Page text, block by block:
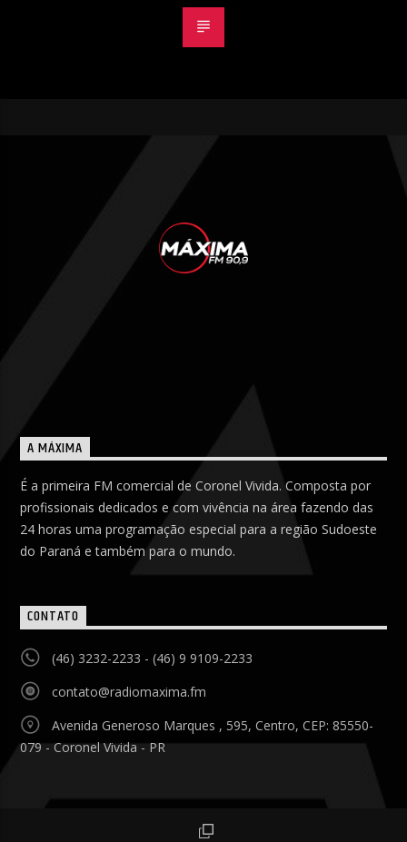
A MÁXIMA
É a primeira FM comercial de Coronel Vivida. Composta por
profissionais dedicados e com vivência na área fazendo das
24 horas uma programação especial para a região Sudoeste
do Paraná e também para o mundo.
CONTATO
(46) 3232-2233 - (46) 9 9109-2233
contato@radiomaxima.fm
Avenida Generoso Marques , 595, Centro, CEP: 85550-
079 - Coronel Vivida - PR